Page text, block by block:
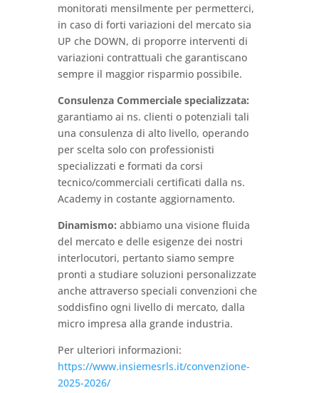
monitorati mensilmente per permetterci,
in caso di forti variazioni del mercato sia
UP che DOWN, di proporre interventi di
variazioni contrattuali che garantiscano
sempre il maggior risparmio possibile.
Consulenza Commerciale specializzata:
garantiamo ai ns. clienti o potenziali tali
una consulenza di alto livello, operando
per scelta solo con professionisti
specializzati e formati da corsi
tecnico/commerciali certificati dalla ns.
Academy in costante aggiornamento.
Dinamismo: abbiamo una visione fluida
del mercato e delle esigenze dei nostri
interlocutori, pertanto siamo sempre
pronti a studiare soluzioni personalizzate
anche attraverso speciali convenzioni che
soddisfino ogni livello di mercato, dalla
micro impresa alla grande industria.
Per ulteriori informazioni:
https://www.insiemesrls.it/convenzione-
2025-2026/